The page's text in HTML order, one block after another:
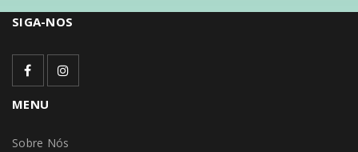
SIGA-NOS
MENU
Sobre Nós